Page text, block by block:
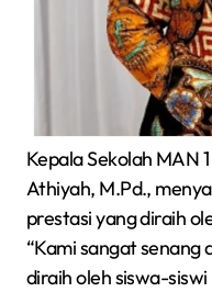
Kepala Sekolah MAN
Athiyah, M.Pd.,
prestasi yang diraih
“Kami sangat senang
diraih oleh siswa-siswi